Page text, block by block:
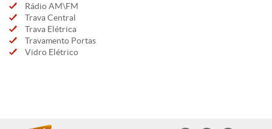
Rádio AM\FM
Trava Central
Trava Elétrica
Travamento Portas
Vidro Elétrico